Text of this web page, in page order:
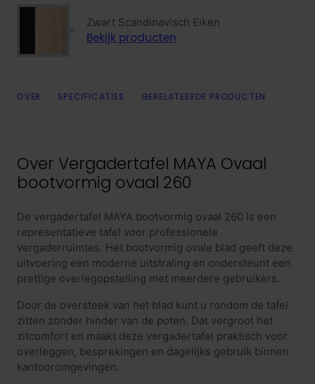
Zwart Scandinavisch Eiken
Bekijk producten
OVER SPECIFICATIES GERELATEERDE PRODUCTEN
Over Vergadertafel MAYA Ovaal
bootvormig ovaal 260
De vergadertafel MAYA bootvormig ovaal 260 is een
representatieve tafel voor professionele
vergaderruimtes. Het bootvormig ovale blad geeft deze
uitvoering een moderne uitstraling en ondersteunt een
prettige overlegopstelling met meerdere gebruikers.
Door de oversteek van het blad kunt u rondom de tafel
zitten zonder hinder van de poten. Dat vergroot het
zitcomfort en maakt deze vergadertafel praktisch voor
overleggen, besprekingen en dagelijks gebruik binnen
kantooromgevingen.